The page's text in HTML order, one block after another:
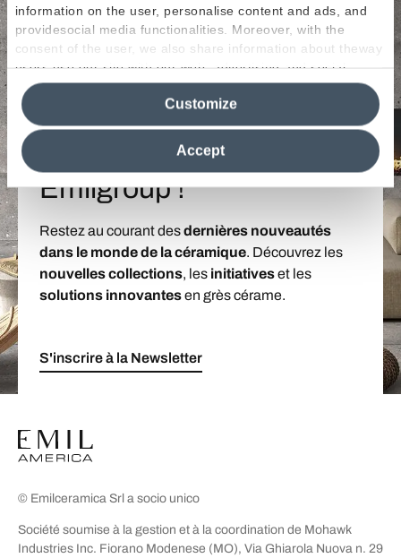
information on the user, personalise content and ads, and
providesocial media functionalities. Moreover, with the
consent of the user, we also share information about theway
users use our site with our web, advertising and social
media analytics partners, who may combine itwith other
information in their possession. By closing this banner,
clicking on "Reject", it will be possible tocontinue browsing
the site after installing only technical cookies. For more
information see the
Cookie Policy
Accept
Customize
Entrez dans le monde
Emilgroup !
Restez au courant desdernières nouveautés
dans le monde de la céramique. Découvrez les
nouvelles collections, les initiativeset les
solutions innovantesen grès cérame.
S'inscrire à la Newsletter
© Emilceramica Srl a socio unico
Société soumise à la gestion et à la coordination de Mohawk
Industries Inc. Fiorano Modenese (MO), Via Ghiarola Nuova n. 29